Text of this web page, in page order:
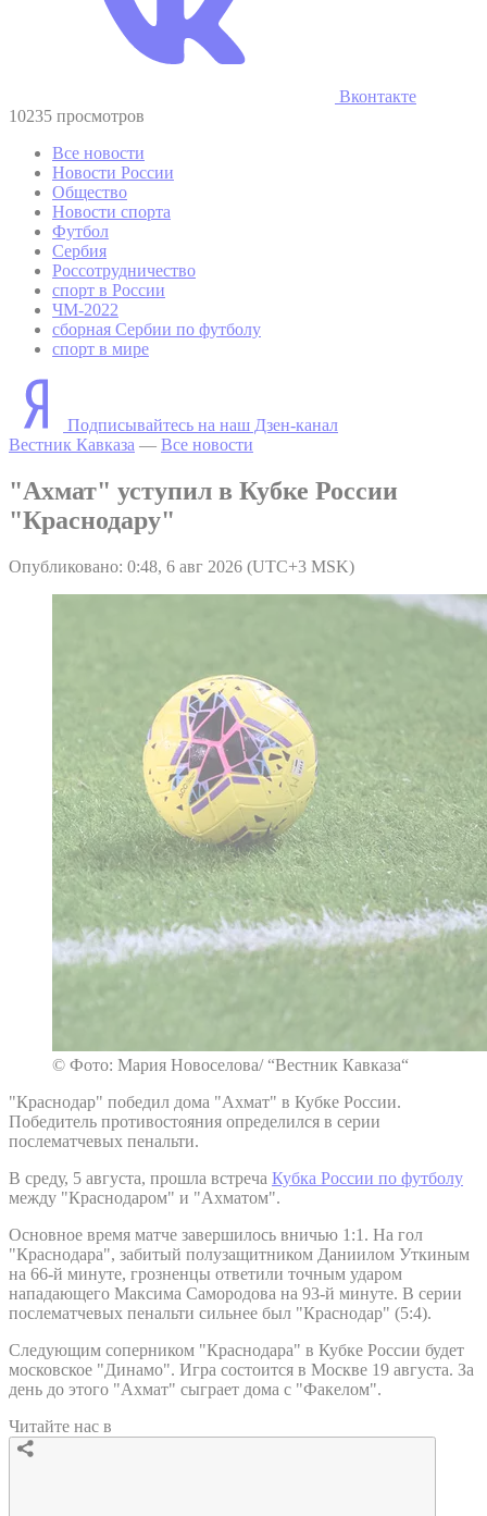
Вконтакте
10235 просмотров
Все новости
Новости России
Общество
Новости спорта
Футбол
Сербия
Россотрудничество
спорт в России
ЧМ-2022
сборная Сербии по футболу
спорт в мире
Подписывайтесь на наш Дзен-канал
Вестник Кавказа — Все новости
"Ахмат" уступил в Кубке России
"Краснодару"
Опубликовано: 0:48, 6 авг 2026 (UTC+3 MSK)
© Фото: Мария Новоселова/ “Вестник Кавказа“
"Краснодар" победил дома "Ахмат" в Кубке России.
Победитель противостояния определился в серии
послематчевых пенальти.
В среду, 5 августа, прошла встреча Кубка России по футболу
между "Краснодаром" и "Ахматом".
Основное время матче завершилось вничью 1:1. На гол
"Краснодара", забитый полузащитником Даниилом Уткиным
на 66-й минуте, грозненцы ответили точным ударом
нападающего Максима Самородова на 93-й минуте. В серии
послематчевых пенальти сильнее был "Краснодар" (5:4).
Следующим соперником "Краснодара" в Кубке России будет
московское "Динамо". Игра состоится в Москве 19 августа. За
день до этого "Ахмат" сыграет дома с "Факелом".
Читайте нас в